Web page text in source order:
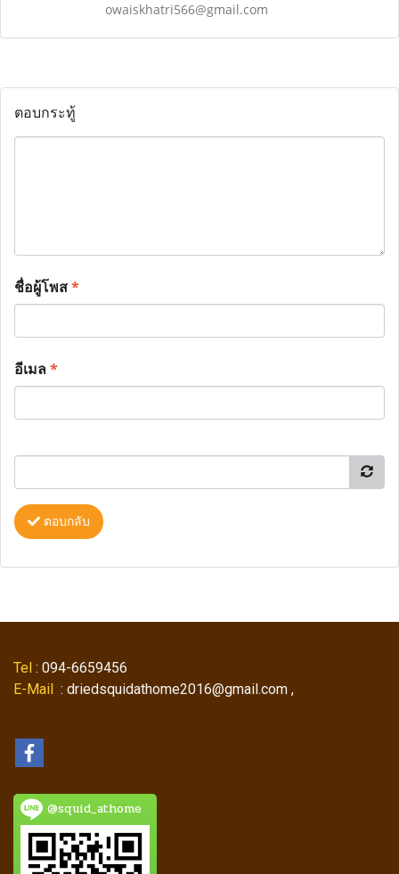
owaiskhatri566@gmail.com
ตอบกระทู้
ชื่อผู้โพส*
อีเมล*
ตอบกลับ
Tel : 094-6659456
E-Mail : driedsquidathome2016@gmail.com ,
@squid_athome